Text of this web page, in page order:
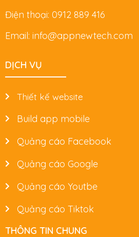
Điện thoại: 0912 889 416
Email: info@appnewtech.com
DỊCH VỤ
Thiết kế website
Build app mobile
Quảng cáo Facebook
Quảng cáo Google
Quảng cáo Youtbe
Quảng cáo Tiktok
THÔNG TIN CHUNG